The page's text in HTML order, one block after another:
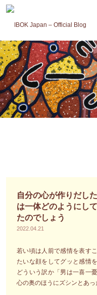
ツ
へ
ス
キ
ッ
プ
自分の心が作りだし
は一体どのようにし
たのでしょう
2022.04.21
若い頃は人前で感情を表す
たいな顔をしてグッと感情
どういう訳か「男は一喜一
心の奥のほうにズシンとあっ